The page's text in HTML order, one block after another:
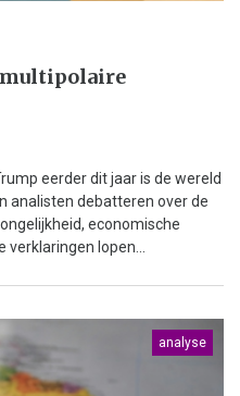
eerder dit jaar is de wereld
analisten debatteren over de
economische
verklaringen lopen...
analyse